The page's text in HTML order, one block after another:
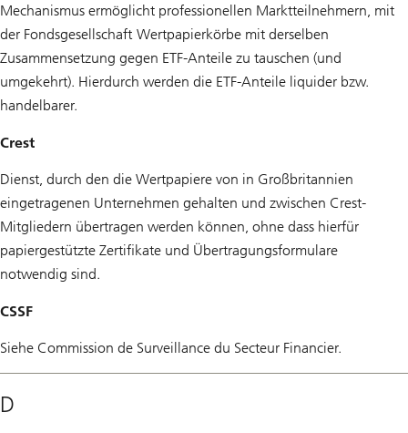
Mechanismus ermöglicht professionellen Marktteilnehmern, mit
der Fondsgesellschaft Wertpapierkörbe mit derselben
Zusammensetzung gegen ETF-Anteile zu tauschen (und
umgekehrt). Hierdurch werden die ETF-Anteile liquider bzw.
handelbarer.
Crest
Dienst, durch den die Wertpapiere von in Großbritannien
eingetragenen Unternehmen gehalten und zwischen Crest-
Mitgliedern übertragen werden können, ohne dass hierfür
papiergestützte Zertifikate und Übertragungsformulare
notwendig sind.
CSSF
Siehe Commission de Surveillance du Secteur Financier.
D